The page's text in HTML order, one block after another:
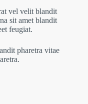
vel velit blandit
sit amet blandit
feugiat.
pharetra vitae